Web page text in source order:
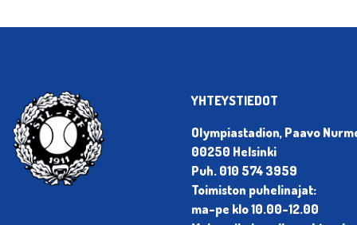
YHTEYSTIEDOT
Olympiastadion, Paavo
00250 Helsinki
Puh. 010 574 3959
Toimiston puhelinajat:
ma-pe klo 10.00-12.00